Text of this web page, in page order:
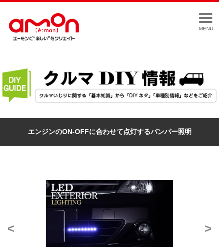
MENU
エンジンのON-OFFに合わせて点灯するバンパー照明
< >